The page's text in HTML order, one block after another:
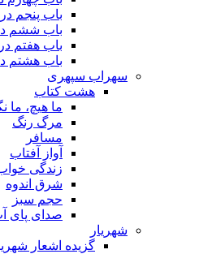
باب پنجم
باب ششم در
باب هفتم
باب هشتم
سهراب سپهری
هشت کتاب
ما هیچ، ما
مرگ رنگ
مسافر
آواز آفتاب
زندگی
شرق اندوه
حجم سبز
صدای پای
شهریار
گزیده اشعار